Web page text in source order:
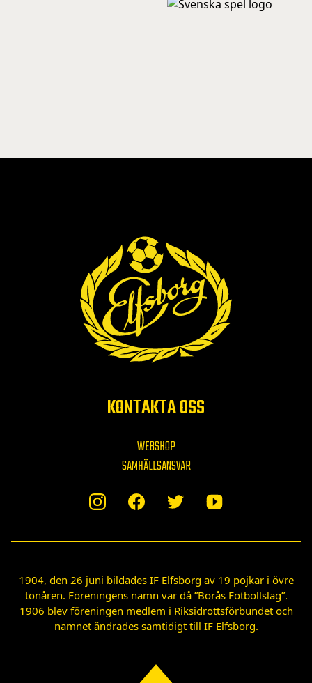
KONTAKTA OSS
WEBSHOP
SAMHÄLLSANSVAR
1904, den 26 juni bildades IF Elfsborg av 19 pojkar i övre
tonåren. Föreningens namn var då ”Borås Fotbollslag”.
1906 blev föreningen medlem i Riksidrottsförbundet och
namnet ändrades samtidigt till IF Elfsborg.